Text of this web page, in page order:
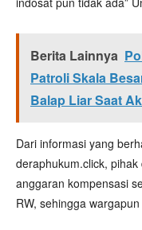
Berita Lainnya
Patroli Skala
Balap Liar Saat
Dari informasi yang
deraphukum.click,
anggaran kompensasi
RW, sehingga